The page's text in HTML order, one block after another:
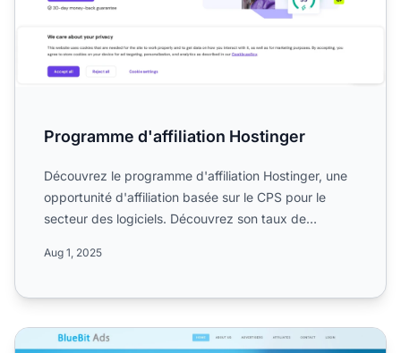
Programme d'affiliation Hostinger
Découvrez le programme d'affiliation Hostinger, une
opportunité d'affiliation basée sur le CPS pour le
secteur des logiciels. Découvrez son taux de
Aug 1, 2025
Programme d'affiliation Bluehost